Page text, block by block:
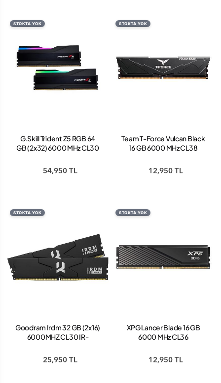
STOKTA YOK
G.Skill Trident Z5 RGB 64
GB (2x32) 6000 MHz CL30
TZ5RK DDR5 Ram
54,950 TL
STOKTA YOK
Team T-Force Vulcan Black
16 GB 6000 MHz CL38
DDR5 Ram
12,950 TL
STOKTA YOK
Goodram Irdm 32 GB (2x16)
6000MHZ CL30 IR-
DDR5 Ram
25,950 TL
STOKTA YOK
XPG Lancer Blade 16 GB
6000 MHz CL36
SLABBK DDR5 Ram
12,950 TL